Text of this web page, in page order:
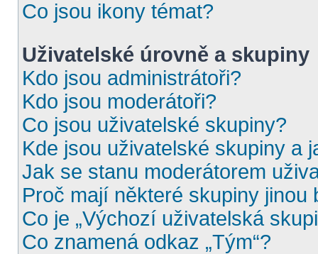
Co jsou ikony témat?
Uživatelské úrovně a skupiny
Kdo jsou administrátoři?
Kdo jsou moderátoři?
Co jsou uživatelské skupiny?
Kde jsou uživatelské skupiny a
Jak se stanu moderátorem
Proč mají některé skupiny jinou
Co je „Výchozí uživatelská
Co znamená odkaz „Tým“?